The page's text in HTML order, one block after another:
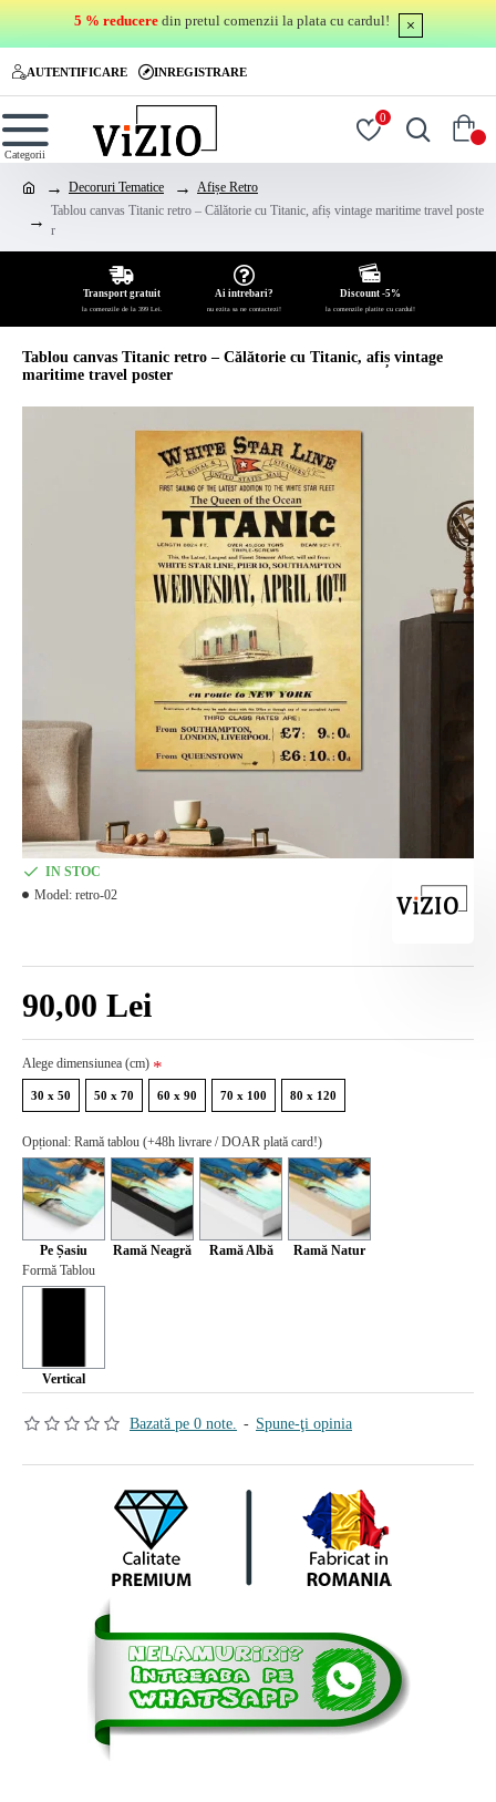
5 % reducere din pretul comenzii la plata cu cardul!
AUTENTIFICARE INREGISTRARE
0
Decoruri Tematice
Afișe Retro
Tablou canvas Titanic retro – Călătorie cu Titanic, afiș vintage maritime travel poste
r
Transport gratuit
la comenzile de la 399 Lei.
Ai intrebari?
nu ezita sa ne contactezi!
Discount -5%
la comenzile platite cu cardul!
Tablou canvas Titanic retro – Călătorie cu Titanic, afiș vintage
maritime travel poster
Bazată pe 0 note. - Spune-ţi opinia
90,00 Lei
IN STOC
Model: retro-02
Alege dimensiunea (cm)
30 x 50 50 x 70 60 x 90 70 x 100 80 x 120
Opțional: Ramă tablou (+48h livrare / DOAR plată card!)
Pe Șasiu Ramă Neagră Ramă Albă
Ramă Natur
Formă Tablou
Vertical